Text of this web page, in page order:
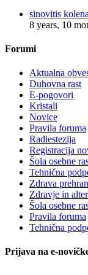
sinovitis kolena
8 years, 10
Forumi
Aktualna
Duhovna rast
E-pogovori
Kristali
Novice
Pravila foruma
Radiestezija
Registracija
Šola osebne
Tehnična
Zdrava
Zdravje in
Šola osebne
Pravila foruma
Tehnična
Prijava na e-